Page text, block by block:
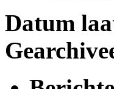
Datum